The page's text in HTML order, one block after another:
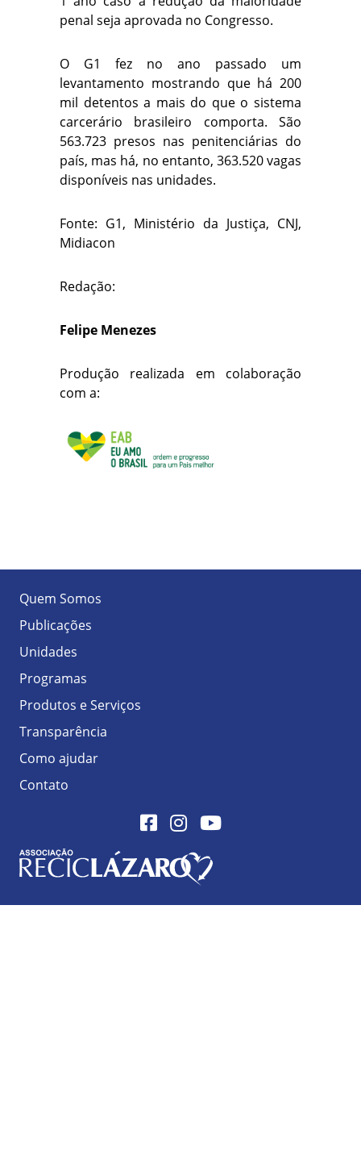
penal seja aprovada no Congresso.
O G1 fez no ano passado um
levantamento mostrando que há 200
mil detentos a mais do que o sistema
carcerário brasileiro comporta. São
563.723 presos nas penitenciárias do
país, mas há, no entanto, 363.520 vagas
disponíveis nas unidades.
Fonte: G1, Ministério da Justiça, CNJ,
Midiacon
Redação:
Felipe Menezes
Produção realizada em colaboração
com a:
Quem Somos
Publicações
Unidades
Programas
Produtos e Serviços
Transparência
Como ajudar
Contato
FacebookInstagramYoutube
Logo